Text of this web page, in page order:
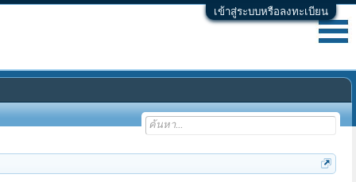
เข้าสู่ระบบหรือลงทะเบียน